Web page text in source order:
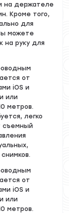
на держателе
Кроме того,
для
можете
на руку для
от
iOS и
или
метров.
легко
съемный
от
iOS и
или
метров.